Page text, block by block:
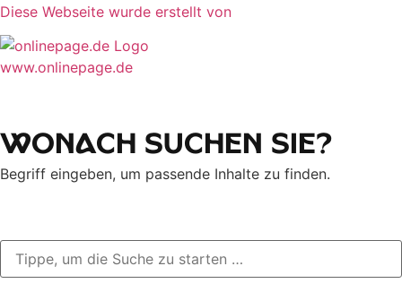
Diese Webseite wurde erstellt von​
www.onlinepage.de
Wonach suchen Sie?
Begriff eingeben, um passende Inhalte zu finden.